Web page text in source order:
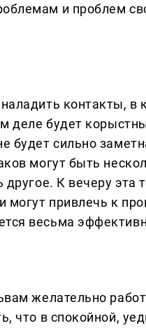
и проблем
контакты, в
деле будет
будет сильно
могут быть
К вечеру эта
могут привлечь к
весьма
желательно
что в спокойной,